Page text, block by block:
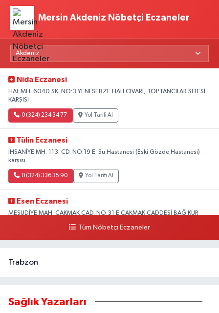
Mersin Akdeniz Nöbetçi Eczaneler
Nida Eczanesi
HAL MH. 6040 SK. NO:3 YENİ SEBZE HALİ CİVARI, TOPTANCILAR SİTESİ
KARŞISI
0 (324) 234 34 77 Yol Tarifi Al
Tülin Eczanesi
İHSANİYE MH. 113. CD. NO:19 E Su Hastanesi (Eski Gözde Hastanesi)
karşısı
0 (324) 336 35 90 Yol Tarifi Al
Esen Eczanesi
MESUDİYE MAH. ÇAKMAK CAD. NO:31 E ÇAKMAK CADDESİ BAĞ KUR
Tüm Nöbetçi Eczaneler
Trabzon
Sağlık Yazarları